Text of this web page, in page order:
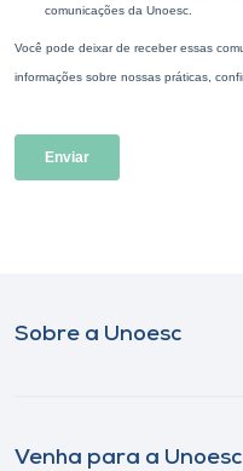
Sobre a Unoesc
Venha para a Unoesc